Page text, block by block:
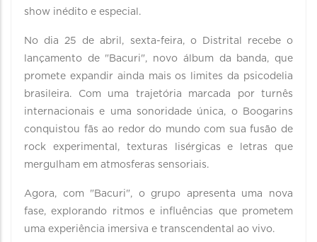
show inédito e especial.
No dia 25 de abril, sexta-feira, o Distrital recebe o
lançamento de "Bacuri", novo álbum da banda, que
promete expandir ainda mais os limites da psicodelia
brasileira. Com uma trajetória marcada por turnês
internacionais e uma sonoridade única, o Boogarins
conquistou fãs ao redor do mundo com sua fusão de
rock experimental, texturas lisérgicas e letras que
mergulham em atmosferas sensoriais.
Agora, com "Bacuri", o grupo apresenta uma nova
fase, explorando ritmos e influências que prometem
uma experiência imersiva e transcendental ao vivo.